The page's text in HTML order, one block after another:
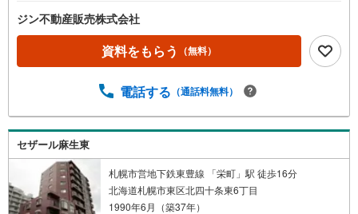
ジン不動産販売株式会社
資料をもらう （無料）
電話する （通話料無料）
セザール麻生東
札幌市営地下鉄東豊線 「栄町」駅 徒歩16分
北海道札幌市東区北四十条東6丁目
1990年6月（築37年）